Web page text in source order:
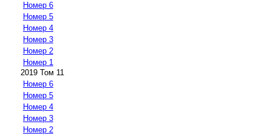
Номер 6
Номер 5
Номер 4
Номер 3
Номер 2
Номер 1
2019 Том 11
Номер 6
Номер 5
Номер 4
Номер 3
Номер 2